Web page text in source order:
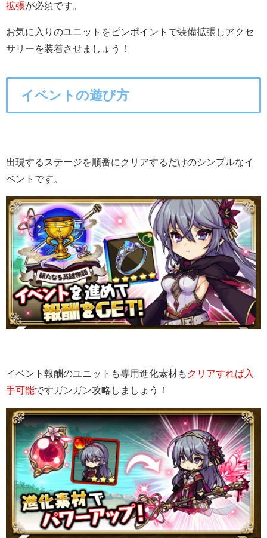
拡張が必須です。
お気に入りのユニットをピンポイントで装備拡張しアクセ
サリーを装着させましょう！
イベントの遊び方
出現するステージを順番にクリアするだけのシンプルなイ
ベントです。
イベント報酬のユニットも専用進化素材も クリアすれば入
手可能ですガンガン攻略しましょう！